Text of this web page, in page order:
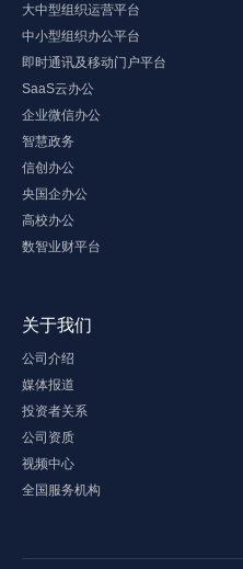
大中型组织运营平台
中小型组织办公平台
即时通讯及移动门户平台
SaaS云办公
企业微信办公
智慧政务
信创办公
央国企办公
高校办公
数智业财平台
关于我们
公司介绍
媒体报道
投资者关系
公司资质
视频中心
全国服务机构